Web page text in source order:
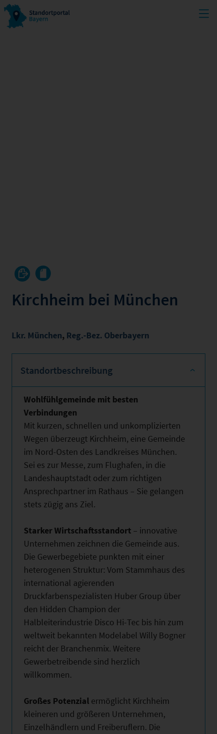
Kirchheim bei München
Lkr. München, Reg.-Bez. Oberbayern
Standortbeschreibung
Wohlfühlgemeinde mit besten
Verbindungen
Mit kurzen, schnellen und unkomplizierten
Wegen überzeugt Kirchheim, eine Gemeinde
im Nord-Osten des Landkreises München.
Sei es zur Messe, zum Flughafen, in die
Landeshauptstadt oder zum richtigen
Ansprechpartner im Rathaus – Sie gelangen
stets zügig ans Ziel.
Starker Wirtschaftsstandort – innovative
Unternehmen zeichnen die Gemeinde aus.
Die Gewerbegebiete punkten mit einer
heterogenen Struktur: Vom Stammhaus des
international agierenden
Druckfarbenspezialisten Huber Group über
den Hidden Champion der
Halbleiterindustrie Disco Hi-Tec bis hin zum
weltweit bekannten Modelabel Willy Bogner
reicht der Branchenmix. Weitere
Gewerbetreibende sind herzlich
willkommen.
Großes Potenzial ermöglicht Kirchheim
kleineren und größeren Unternehmen,
Einzelhändlern und Freiberuflern. Die